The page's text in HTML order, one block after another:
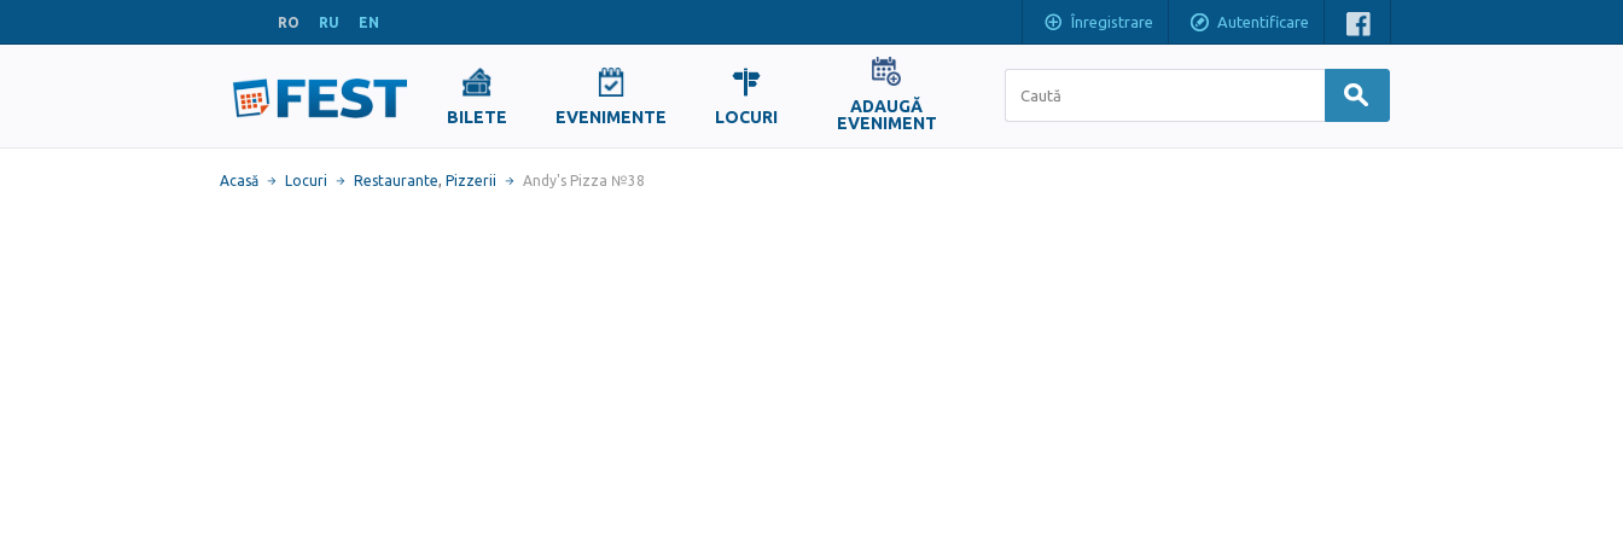
RO RU EN Înregistrare Autentificare
BILETE EVENIMENTE LOCURI
ADAUGĂ
EVENIMENT
Acasă Locuri Restaurante, Pizzerii Andy's Pizza №38